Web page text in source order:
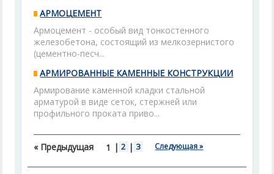
АРМОЦЕМЕНТ
Армоцемент - особый вид тонкостенного
железобетона, состоящий из мелкозернистого
(цементно-песч...
АРМИРОВАННЫЕ КАМЕННЫЕ КОНСТРУКЦИИ
Армирование каменной кладки стальной
арматурой в виде сеток, стержней или
профильного проката приво...
« Предыдущая 1 | 2 | 3 Следующая »